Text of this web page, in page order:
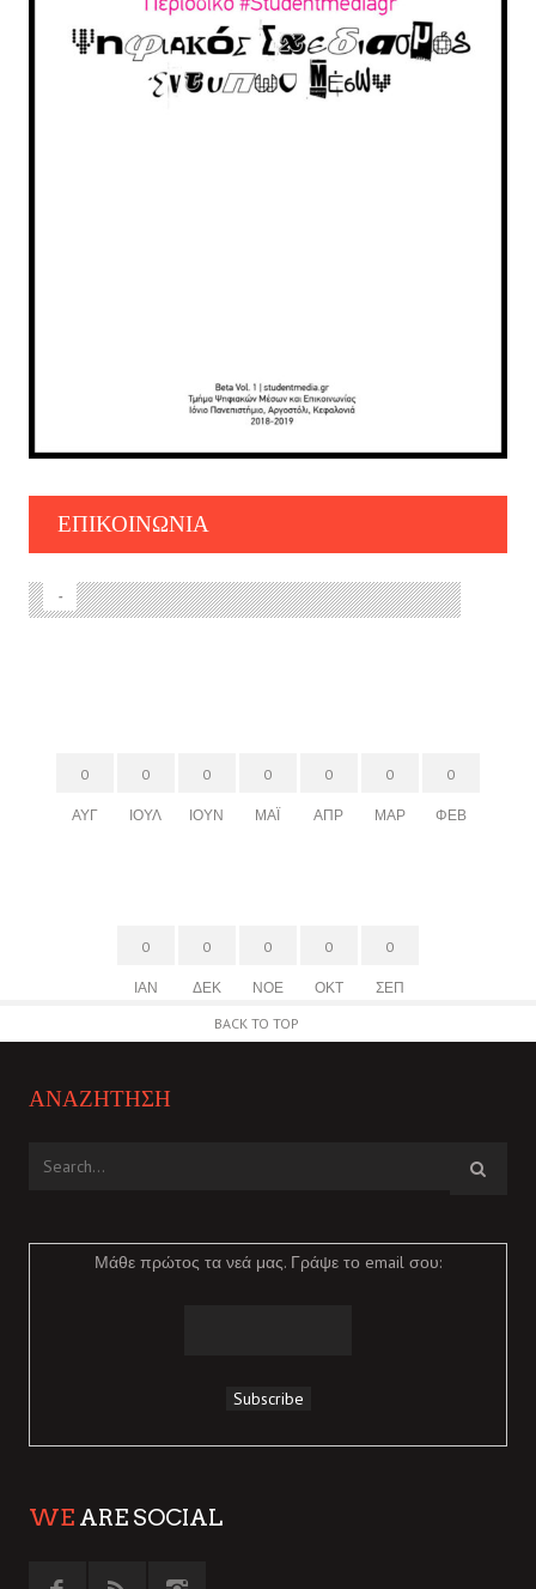
ΕΠΙΚΟΙΝΩΝΊΑ
-
0
ΑΥΓ
0
ΙΟΎΛ
0
ΙΟΎΝ
0
ΜΆΙ
0
ΑΠΡ
0
ΜΑΡ
0
ΦΕΒ
0
ΙΑΝ
0
ΔΕΚ
0
ΝΟΈ
0
ΟΚΤ
0
ΣΕΠ
BACK TO TOP
ΑΝΑΖΉΤΗΣΗ
Μάθε πρώτος τα νεά μας. Γράψε το email σου:
WE ARE SOCIAL